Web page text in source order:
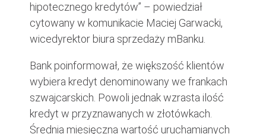
hipotecznego kredytów” – powiedział
cytowany w komunikacie Maciej Garwacki,
wicedyrektor biura sprzedaży mBanku.
Bank poinformował, że większość klientów
wybiera kredyt denominowany we frankach
szwajcarskich. Powoli jednak wzrasta ilość
kredyt w przyznawanych w złotówkach.
Średnia miesięczna wartość uruchamianych